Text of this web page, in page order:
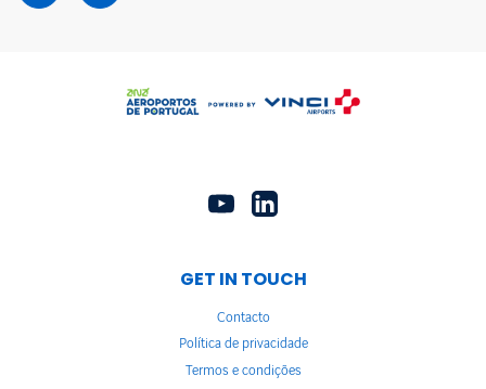
GET IN TOUCH
Contacto
Política de privacidade
Termos e condições